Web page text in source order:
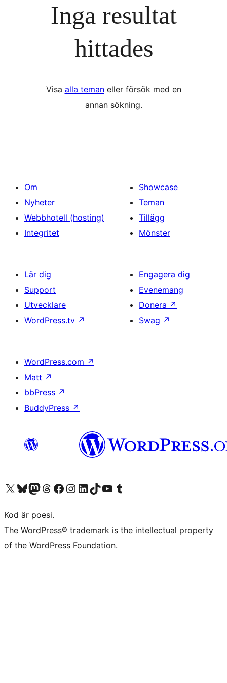
Inga resultat
hittades
Visa alla temaneller försök med en
annan sökning.
Om
Nyheter
Webbhotell (hosting)
Integritet
Showcase
Teman
Tillägg
Mönster
Lär dig
Support
Utvecklare
WordPress.tv ↗
Engagera dig
Evenemang
Donera ↗
Swag ↗
WordPress.com ↗
Matt ↗
bbPress ↗
BuddyPress ↗
Besök vår X-konto (f.d. Twitter)
Besök vårt Bluesky-konto
Besök vårt Mastodon-konto
Besök vårt Thread-konto
Besök vår Facebook-sidaBesök vårt Instagram-konto
Besök vårt LinkedIn-konto
Besök vårt TikTok-konto
Besök vår YouTube-kanalBesök vårt Tumblr-konto
Kod är poesi.
The WordPress® trademark is the intellectual property
of the WordPress Foundation.